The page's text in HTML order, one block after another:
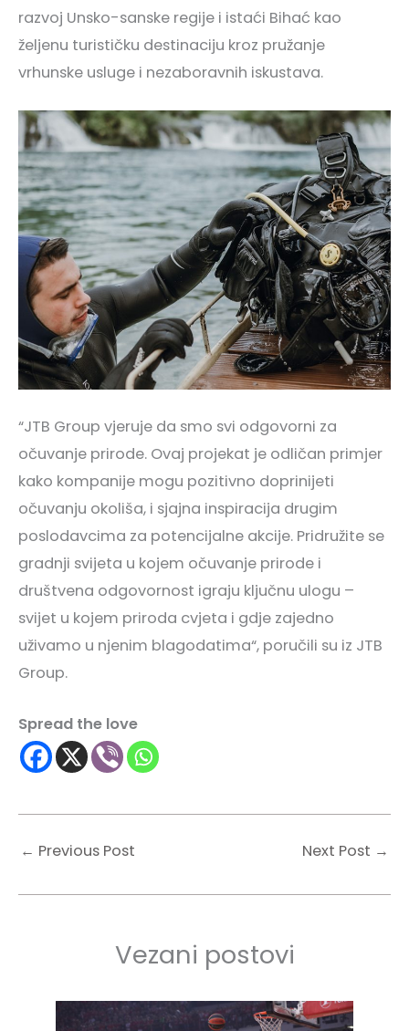
razvoj Unsko-sanske regije i istaći Bihać kao
željenu turističku destinaciju kroz pružanje
vrhunske usluge i nezaboravnih iskustava.
“JTB Group vjeruje da smo svi odgovorni za
očuvanje prirode. Ovaj projekat je odličan primjer
kako kompanije mogu pozitivno doprinijeti
očuvanju okoliša, i sjajna inspiracija drugim
poslodavcima za potencijalne akcije. Pridružite se
gradnji svijeta u kojem očuvanje prirode i
društvena odgovornost igraju ključnu ulogu –
svijet u kojem priroda cvjeta i gdje zajedno
uživamo u njenim blagodatima“, poručili su iz JTB
Group.
Spread the love
← Previous Post Next Post →
Vezani postovi